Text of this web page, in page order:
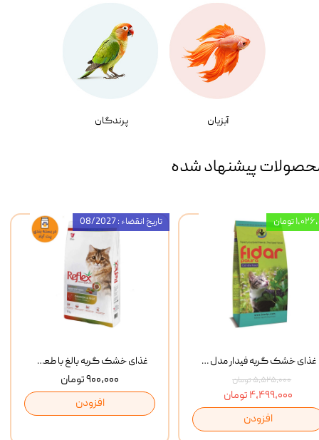
آبزیان پرندگان
پیشنهاد شده
غذای خشک گربه بالغ با طعم مرغ و برنج رفلکس Reflex Multi Color Chicken And Rice وزن 1 کیلوگرم
۹۰۰,۰۰۰ تومان
افزودن
تاریخ انقضاء : 08/2027
غذای خشک گربه فیدار مدل Adult وزن 10 کیلوگرم
۵,۵۲۵,۰۰۰ تومان
۴,۴۹۹,۰۰۰ تومان
افزودن
تومان